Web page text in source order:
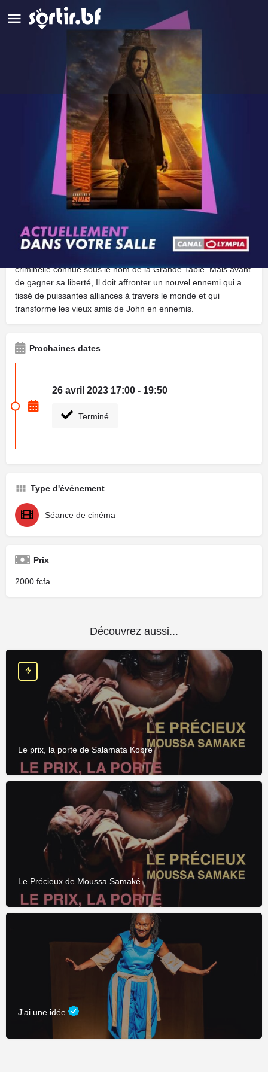
John Wick Chapitre 4
Genre: Action
Avis 0
Laisser un avis Ajouter aux favoris
Description
criminelle connue sous le nom de la Grande Table. Mais avant
de gagner sa liberté, Il doit affronter un nouvel ennemi qui a
tissé de puissantes alliances à travers le monde et qui
transforme les vieux amis de John en ennemis.
Prochaines dates
26 avril 2023 17:00 - 19:50
Terminé
Type d'événement
Séance de cinéma
Prix
2000
Découvrez aussi...
Le prix, la porte de Salamata Kobré
Le Précieux de Moussa Samaké
J'ai une idée